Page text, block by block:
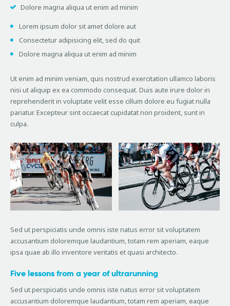
Dolore magna aliqua ut enim ad minim
Lorem ipsum dolor sit amet dolore aut
Consectetur adipisicing elit, sed do quit
Dolore magna aliqua ut enim ad minim
Ut enim ad minim veniam, quis nostrud exercitation ullamco laboris
nisi ut aliquip ex ea commodo consequat. Duis aute irure dolor in
reprehenderit in voluptate velit esse cillum dolore eu fugiat nulla
pariatur. Excepteur sint occaecat cupidatat non proident, sunt in
culpa.
Sed ut perspiciatis unde omnis iste natus error sit voluptatem
accusantium doloremque laudantium, totam rem aperiam, eaque
ipsa quae ab illo inventore veritatis et quasi architecto.
Five lessons from a year of ultrarunning
Sed ut perspiciatis unde omnis iste natus error sit voluptatem
accusantium doloremque laudantium, totam rem aperiam, eaque